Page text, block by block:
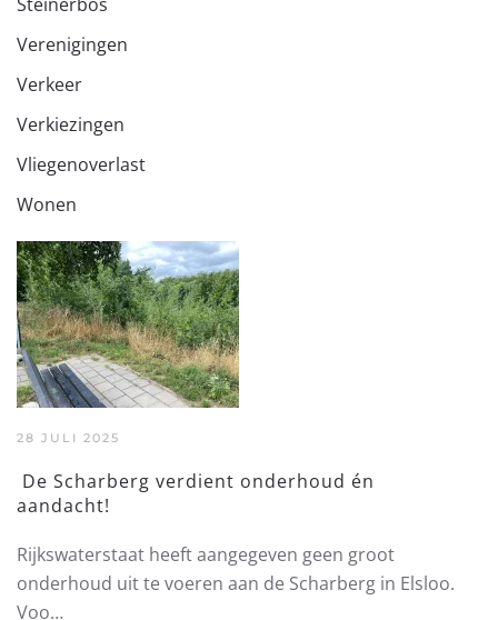
Verenigingen
Verkeer
Verkiezingen
Vliegenoverlast
Wonen
28 JULI 2025
De Scharberg verdient onderhoud én
aandacht!
Rijkswaterstaat heeft aangegeven geen groot
onderhoud uit te voeren aan de Scharberg in Elsloo.
Voo…